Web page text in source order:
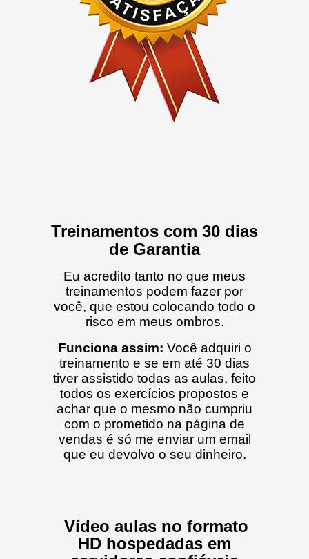
Treinamentos com 30 dias
de Garantia
Eu acredito tanto no que meus
treinamentos podem fazer por
você, que estou colocando todo o
risco em meus ombros.
Funciona assim: Você adquiri o
treinamento e se em até 30 dias
tiver assistido todas as aulas, feito
todos os exercícios propostos e
achar que o mesmo não cumpriu
com o prometido na página de
vendas é só me enviar um email
que eu devolvo o seu dinheiro.
Vídeo aulas no formato
HD hospedadas em